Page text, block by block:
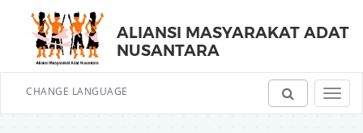
ALIANSI MASYARAKAT ADAT
NUSANTARA
CHANGE LANGUAGE